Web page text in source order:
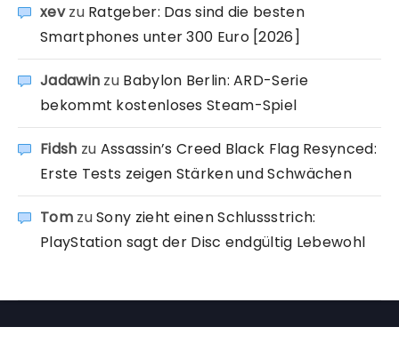
xevzu Ratgeber: Das sind die besten
Smartphones unter 300 Euro [2026]
Jadawin zu Babylon Berlin: ARD-Serie
bekommt kostenloses Steam-Spiel
Fidsh zu Assassin’s Creed Black Flag Resynced:
Erste Tests zeigen Stärken und Schwächen
TomzuSony zieht einen Schlussstrich:
PlayStation sagt der Disc endgültig Lebewohl